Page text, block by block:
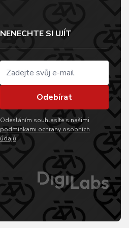
NENECHTE SI UJÍT
Odebírat
Odesláním souhlasíte s našimi
podmínkami ochrany osobních
údajů.